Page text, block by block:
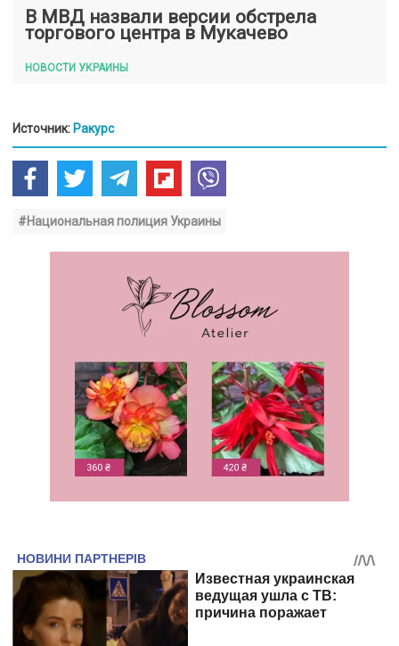
В МВД назвали версии обстрела
торгового центра в Мукачево
НОВОСТИ УКРАИНЫ
Источник: Ракурс
#Национальная полиция Украины